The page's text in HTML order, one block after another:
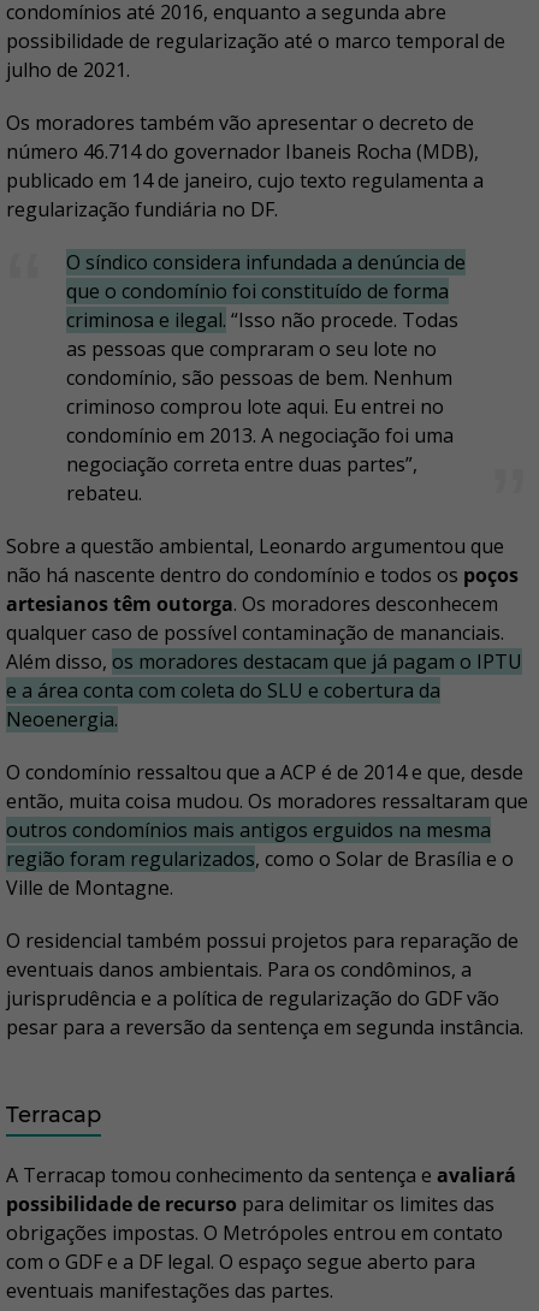
condomínios até 2016, enquanto a segunda abre
possibilidade de regularização até o marco temporal de
julho de 2021.
Os moradores também vão apresentar o decreto de
número 46.714 do governador Ibaneis Rocha (MDB),
publicado em 14 de janeiro, cujo texto regulamenta a
regularização fundiária no DF.
O síndico considera infundada a denúncia de
que o condomínio foi constituído de forma
criminosa e ilegal. “Isso não procede. Todas
as pessoas que compraram o seu lote no
condomínio, são pessoas de bem. Nenhum
criminoso comprou lote aqui. Eu entrei no
condomínio em 2013. A negociação foi uma
negociação correta entre duas partes”,
rebateu.
Sobre a questão ambiental, Leonardo argumentou que
não há nascente dentro do condomínio e todos os poços
artesianos têm outorga. Os moradores desconhecem
qualquer caso de possível contaminação de mananciais.
Além disso, os moradores destacam que já pagam o IPTU
e a área conta com coleta do SLU e cobertura da
Neoenergia.
O condomínio ressaltou que a ACP é de 2014 e que, desde
então, muita coisa mudou. Os moradores ressaltaram que
outros condomínios mais antigos erguidos na mesma
região foram regularizados, como o Solar de Brasília e o
Ville de Montagne.
O residencial também possui projetos para reparação de
eventuais danos ambientais. Para os condôminos, a
jurisprudência e a política de regularização do GDF vão
pesar para a reversão da sentença em segunda instância.
Terracap
A Terracap tomou conhecimento da sentença e avaliará
possibilidade de recurso para delimitar os limites das
obrigações impostas. O Metrópoles entrou em contato
com o GDF e a DF legal. O espaço segue aberto para
eventuais manifestações das partes.